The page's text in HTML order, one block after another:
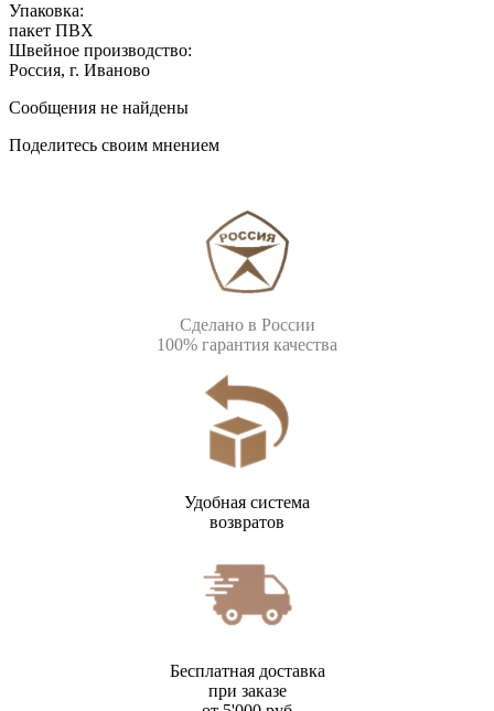
Упаковка:
пакет ПВХ
Швейное производство:
Россия, г. Иваново
Сообщения не найдены
Поделитесь своим мнением
Сделано в России
100% гарантия качества
Удобная система
возвратов
Бесплатная доставка
при заказе